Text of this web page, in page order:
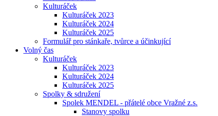
Kulturáček
Kulturáček 2023
Kulturáček 2024
Kulturáček 2025
Formulář pro stánkaře, tvůrce a účinkující
Volný čas
Kulturáček
Kulturáček 2023
Kulturáček 2024
Kulturáček 2025
Spolky & sdružení
Spolek MENDEL - přátelé obce Vražné z.s.
Stanovy spolku